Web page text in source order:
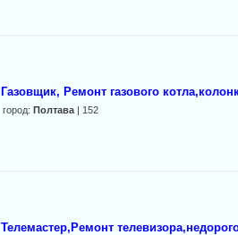
Газовщик, Ремонт газового
город: Полтава| 152
Телемастер,Ремонт